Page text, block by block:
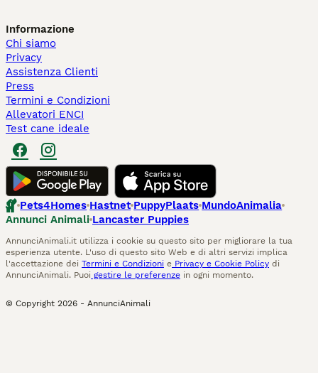
Informazione
Chi siamo
Privacy
Assistenza Clienti
Press
Termini e Condizioni
Allevatori ENCI
Test cane ideale
Pets4Homes Hastnet PuppyPlaats MundoAnimalia
Annunci Animali Lancaster Puppies
AnnunciAnimali.it utilizza i cookie su questo sito per migliorare la tua
esperienza utente. L'uso di questo sito Web e di altri servizi implica
l'accettazione dei Termini e Condizioni e Privacy e Cookie Policy di
AnnunciAnimali. Puoi gestire le preferenze in ogni momento.
© Copyright 2026 - AnnunciAnimali